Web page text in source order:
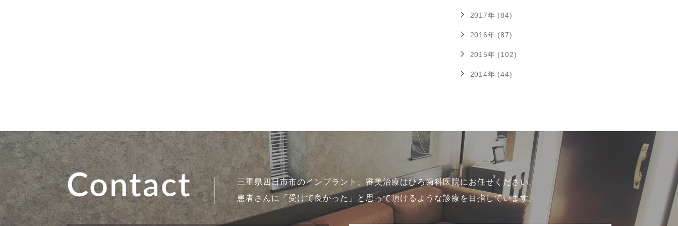
2017年 (84)
2016年 (87)
2015年 (102)
2014年 (44)
Contact
三重県四日市市のインプラント、審美治療はひろ歯科医院にお任せください。
患者さんに「受けて良かった」と思って頂けるような診療を目指しています。